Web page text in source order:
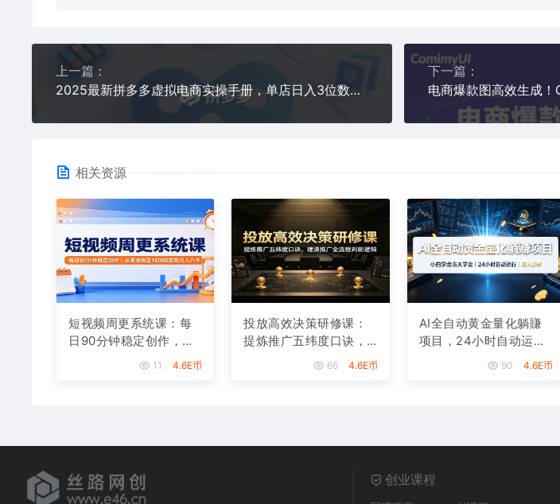
上一篇：
2025最新拼多多虚拟电商实操手册，单店日入3位数，小白也能快速上手【附赠选品工具】
下一篇：
相关资源
短视频周更系统课：每
日90分钟稳定创作，从
零涨粉至18000实现月
11 4.6E币
投放高效决策研修课：
提炼推广五纬度口诀，
理清推广全流程判断逻
66 4.6E币
AI全自动黄金量化躺賺
项目，24小时自动运
行，月入2W！ 90 4.6E币
创业课程